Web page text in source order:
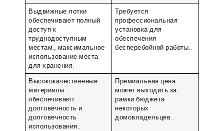
Выдвижные лотки
обеспечивают полный
доступ к
труднодоступным
местам., максимальное
использование места
для хранения.
Требуется
профессиональная
установка для
обеспечения
бесперебойной работы..
Высококачественные
материалы
обеспечивают
долговечность и
долговечность
использования..
Премиальная цена
может выходить за
рамки бюджета
некоторых
домовладельцев..